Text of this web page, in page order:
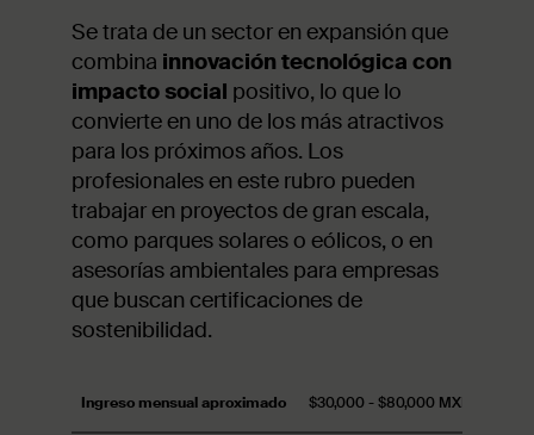
Se trata de un sector en expansión que
combina innovación tecnológica con
impacto social positivo, lo que lo
convierte en uno de los más atractivos
para los próximos años. Los
profesionales en este rubro pueden
trabajar en proyectos de gran escala,
como parques solares o eólicos, o en
asesorías ambientales para empresas
que buscan certificaciones de
sostenibilidad.
Ingreso mensual aproximado $30,000 - $80,000 MXN